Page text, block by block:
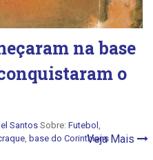
na base
o
Santos Sobre: Futebol ,
, base do CorinthiansVeja Mais